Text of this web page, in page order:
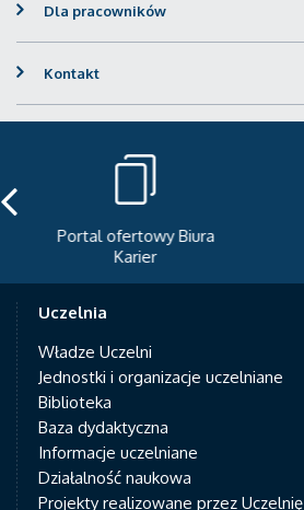
Dla pracowników
Kontakt
Portal ofertowy Biura
Karier
Uczelnia
Władze Uczelni
Jednostki i organizacje uczelniane
Biblioteka
Baza dydaktyczna
Informacje uczelniane
Działalność naukowa
Projekty realizowane przez Uczelnię